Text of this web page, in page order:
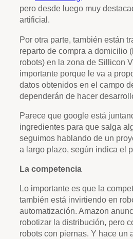
pero desde luego muy
artificial.
Por otra parte, también están
reparto de compra a domicilio
robots) en la zona de Sillicon
importante porque le va a
datos obtenidos en el campo
dependerán de hacer
Parece que google está
ingredientes para que salga
seguimos hablando de un
a largo plazo, según indica el
La competencia
Lo importante es que la
también está invirtiendo en
automatización. Amazon
robotizar la distribución, pero
robots con piernas. Y hace un